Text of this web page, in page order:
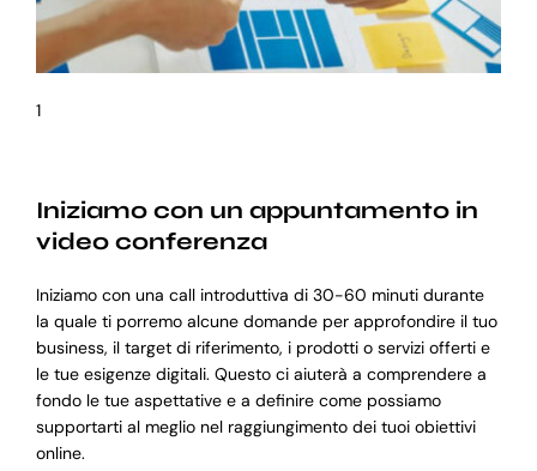
1
Iniziamo con un appuntamento in
video conferenza
Iniziamo con una call introduttiva di 30-60 minuti durante
la quale ti porremo alcune domande per approfondire il tuo
business, il target di riferimento, i prodotti o servizi offerti e
le tue esigenze digitali. Questo ci aiuterà a comprendere a
fondo le tue aspettative e a definire come possiamo
supportarti al meglio nel raggiungimento dei tuoi obiettivi
online.